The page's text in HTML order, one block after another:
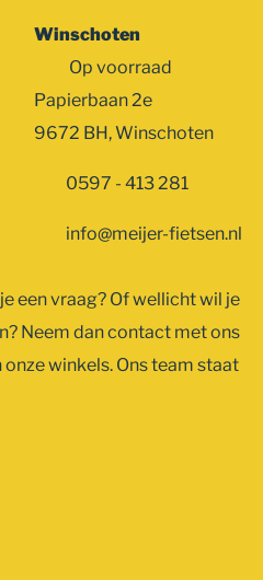
Winschoten
Op voorraad
Papierbaan 2e
9672 BH, Winschoten
0597 - 413 281
info@meijer-fietsen.nl
een vraag? Of wellicht wil je
Neem dan contact met ons
winkels. Ons team staat